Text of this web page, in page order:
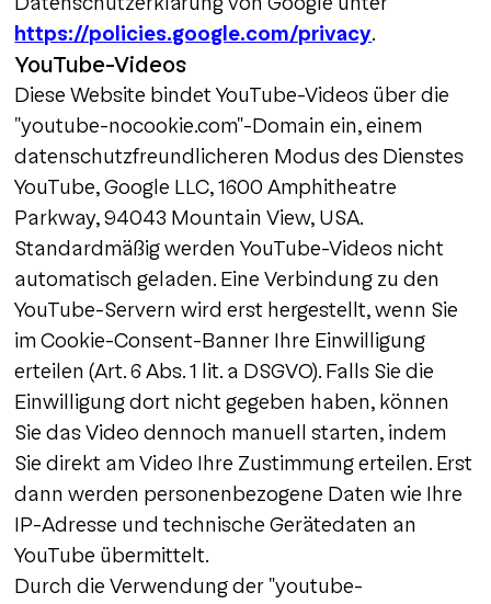
https://policies.google.com/privacy.
YouTube-Videos
Diese Website bindet YouTube-Videos über die
"youtube-nocookie.com"-Domain ein, einem
datenschutzfreundlicheren Modus des Dienstes
YouTube, Google LLC, 1600 Amphitheatre
Parkway, 94043 Mountain View, USA.
Standardmäßig werden YouTube-Videos nicht
automatisch geladen. Eine Verbindung zu den
YouTube-Servern wird erst hergestellt, wenn Sie
im Cookie-Consent-Banner Ihre Einwilligung
erteilen (Art. 6 Abs. 1 lit. a DSGVO). Falls Sie die
Einwilligung dort nicht gegeben haben, können
Sie das Video dennoch manuell starten, indem
Sie direkt am Video Ihre Zustimmung erteilen. Erst
dann werden personenbezogene Daten wie Ihre
IP-Adresse und technische Gerätedaten an
YouTube übermittelt.
Durch die Verwendung der "youtube-